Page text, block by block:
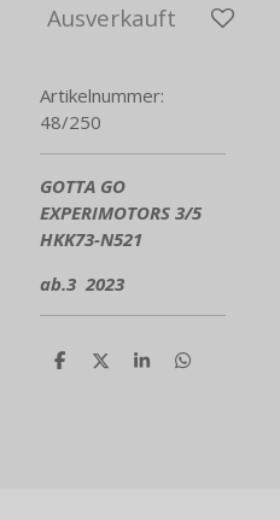
Ausverkauft
Artikelnummer:
48/250
GOTTA GO
EXPERIMOTORS 3/5
HKK73-N521
ab.3 2023
T
T
T
T